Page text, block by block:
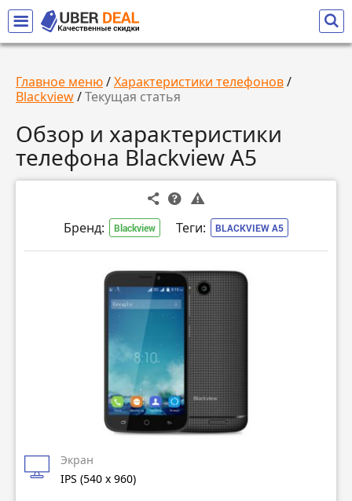
Главное меню/Характеристики телефонов/
Blackview/Текущая статья
Обзор и характеристики
телефона Blackview A5
Бренд: Blackview Теги: BLACKVIEW A5
Экран
IPS (540 x 960)